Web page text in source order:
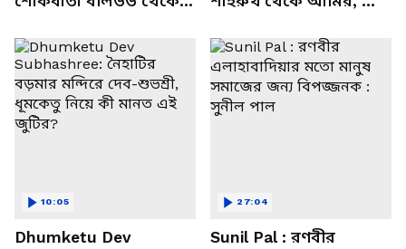
Dhumketu Dev
10:05
Sunil Pal : রণবীর
27:04